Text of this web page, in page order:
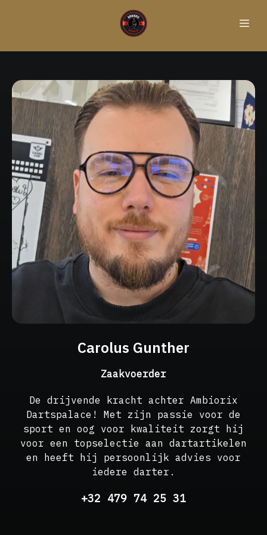
Carolus Gunther
Zaakvoerder
De drijvende kracht achter Ambiorix
Dartspalace! Met zijn passie voor de
sport en oog voor kwaliteit zorgt hij
voor een topselectie aan dartartikelen
en heeft hij persoonlijk advies voor
iedere darter.
+32 479 74 25 31